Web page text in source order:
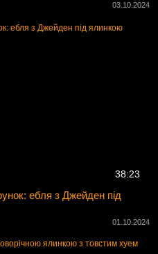
03.10.2024
38:23
ебля з Джейден під
01.10.2024